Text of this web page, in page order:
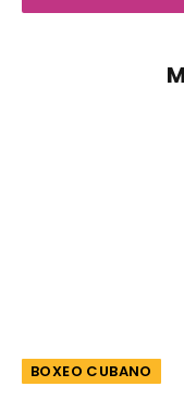
BOXEO CUBANO